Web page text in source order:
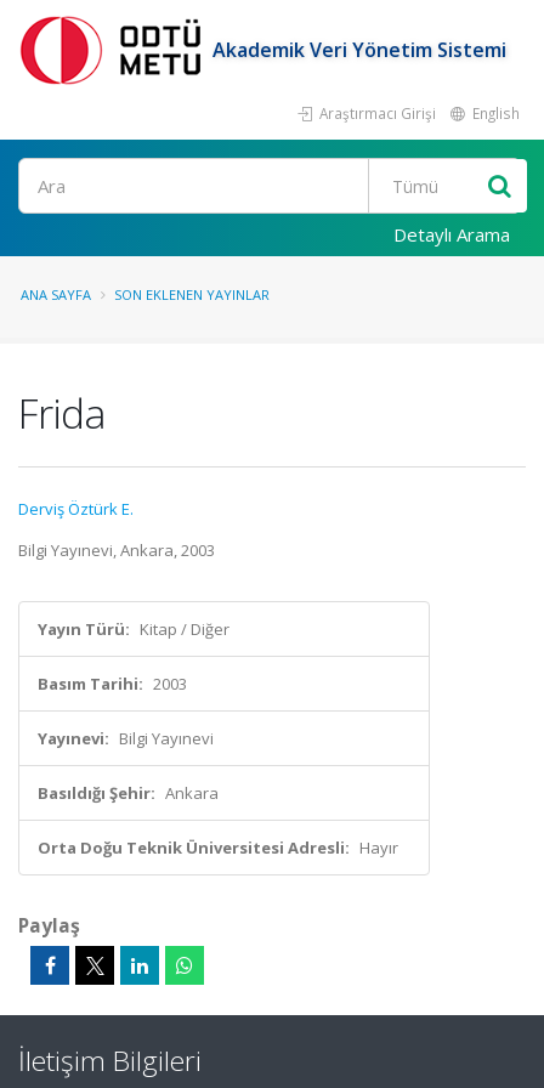
Akademik Veri Yönetim Sistemi
Araştırmacı Girişi English
Ara
Detaylı Arama
ANA SAYFA SON EKLENEN YAYINLAR
Frida
Derviş Öztürk E.
Bilgi Yayınevi, Ankara, 2003
Yayın Türü: Kitap / Diğer
Basım Tarihi: 2003
Yayınevi: Bilgi Yayınevi
Basıldığı Şehir: Ankara
Orta Doğu Teknik Üniversitesi Adresli: Hayır
Paylaş
İletişim Bilgileri